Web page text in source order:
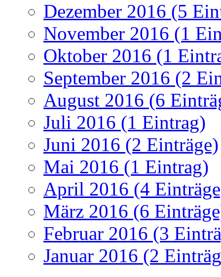
Dezember 2016 (5
November 2016 (1
Oktober 2016 (1
September 2016 (2
August 2016 (6
Juli 2016 (1 Eintrag)
Juni 2016 (2 Einträge)
Mai 2016 (1 Eintrag)
April 2016 (4
März 2016 (6
Februar 2016 (3
Januar 2016 (2